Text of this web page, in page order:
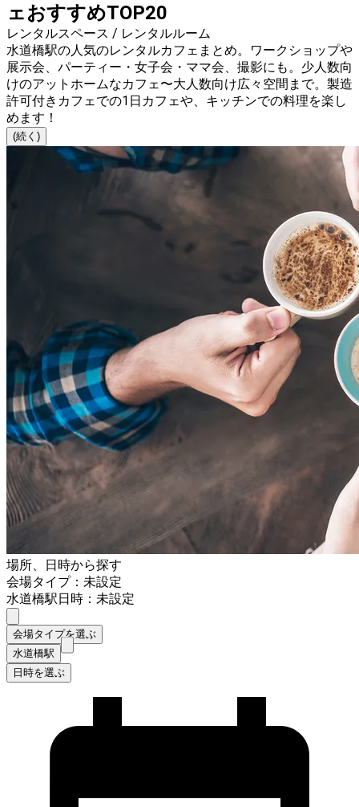
ェおすすめTOP20
レンタルスペース / レンタルルーム
水道橋駅の人気のレンタルカフェまとめ。ワークショップや
展示会、パーティー・女子会・ママ会、撮影にも。少人数向
けのアットホームなカフェ〜大人数向け広々空間まで。製造
許可付きカフェでの1日カフェや、キッチンでの料理を楽し
めます！
(続く)
場所、日時から探す
会場タイプ：未設定
水道橋駅日時：未設定
会場タイプを選ぶ
水道橋駅
日時を選ぶ